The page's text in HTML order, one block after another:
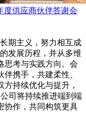
度供应商伙伴答谢会
期主义，努力相互成
发展历程，并从多维
思考与实践方向。会
伴携手，共建柔性、
持续优化与提升，
司将持续推进端到端
协作，共同构筑更具